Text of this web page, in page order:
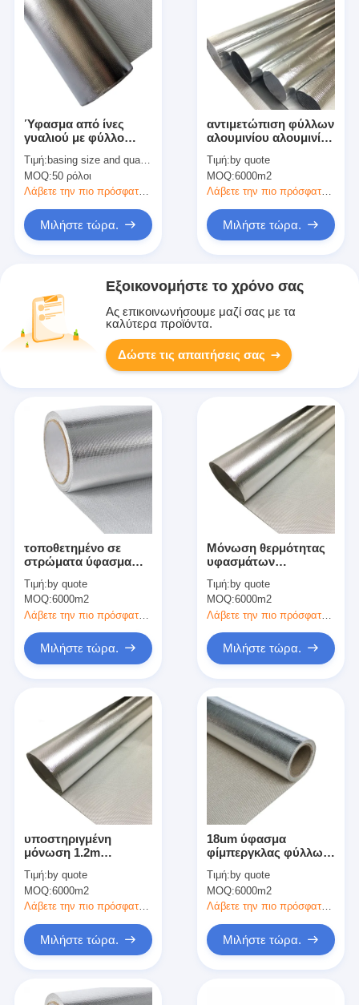
Ύφασμα από ίνες
γυαλιού με φύλλο
θερμομόνωση
Τιμή: basing size and quantity
MOQ:50 ρόλοι
Λάβετε την πιο πρόσφατη τιμή
Μιλήστε τώρα.
αντιμετώπιση φύλλων
αλουμινίου αλουμινίου
φίμπεργκλας φύλλων
αλουμινίου αργιλίου
1.2m
Τιμή: by quote
MOQ:6000m2
Λάβετε την πιο πρόσφατη τιμή
Μιλήστε τώρα.
Εξοικονομήστε το χρόνο σας
Ας επικοινωνήσουμε μαζί σας με τα
καλύτερα προϊόντα.
Δώστε τις απαιτήσεις σας
τοποθετημένο σε
στρώματα ύφασμα
αλουμινίου αργιλίου
1.0m 1.2m για την
αντανάκλαση
θερμότητας και τη
μόνωση θερμότητας
Τιμή: by quote
MOQ:6000m2
Λάβετε την πιο πρόσφατη τιμή
Μιλήστε τώρα.
Μόνωση θερμότητας
υφασμάτων
αλουμινίου αργιλίου
αντανάκλασης
θερμότητας
Τιμή: by quote
MOQ:6000m2
Μιλήστε τώρα.
υποστηριγμένη
μόνωση 1.2m
αλουμινίου για την
αντανάκλαση
θερμότητας και τη
Τιμή: by quote
MOQ:6000m2
Λάβετε την πιο πρόσφατη τιμή
Μιλήστε τώρα.
18um ύφασμα
φίμπεργκλας φύλλων
για την αντανάκλαση
θερμότητας και τη
μόνωση θερμότητας
Τιμή: by quote
MOQ:6000m2
Λάβετε την πιο πρόσφατη τιμή
Μιλήστε τώρα.